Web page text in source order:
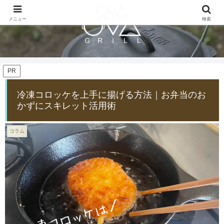
PR
冷凍コロッケを上手に揚げる方法｜お弁当のお
かずにスキレット活用術
コラム
メニュー 検索